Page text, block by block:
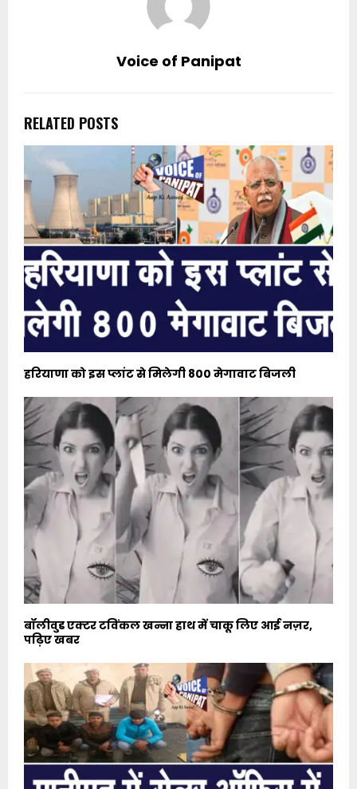
Voice of Panipat
RELATED POSTS
हरियाणा को इस प्लांट से मिलेगी 800 मेगावाट बिजली
बॉलीवुड एक्टर टविंकल खन्ना हाथ में चाकू लिए आई नज़र,
पढ़िए खबर